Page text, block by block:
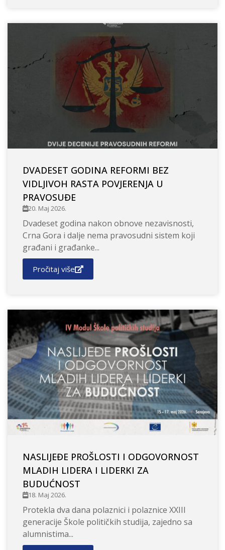
DVADESET GODINA REFORMI BEZ
VIDLJIVOH RASTA POVJERENJA U
PRAVOSUĐE
20. Maj 2026.
Dvadeset godina nakon obnove nezavisnosti,
Crna Gora i dalje nema pravosudni sistem koji
građani i građanke...
Pročitaj više
NASLIJEĐE PROŠLOSTI I ODGOVORNOST
MLADIH LIDERA I LIDERKI ZA
BUDUĆNOST
18. Maj 2026.
Protekla dva dana polaznici i polaznice XXIII
generacije Škole političkih studija, zajedno sa
alumnistima...